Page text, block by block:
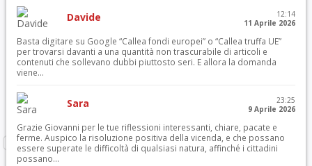
Davide
12:14
11 Aprile 2026
Basta digitare su Google “Callea fondi europei” o “Callea truffa UE”
per trovarsi davanti a una quantità non trascurabile di articoli e
contenuti che sollevano dubbi piuttosto seri. E allora la domanda
viene...
Sara
23:25
9 Aprile 2026
Grazie Giovanni per le tue riflessioni interessanti, chiare, pacate e
ferme. Auspico la risoluzione positiva della vicenda, e che possano
essere superate le difficoltà di qualsiasi natura, affinché i cittadini
possano...